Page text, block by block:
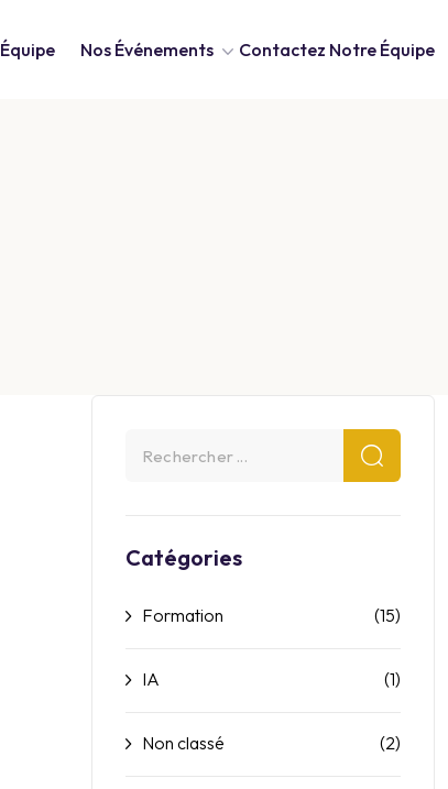
Équipe Nos Événements Contactez Notre Équipe
Catégories
Formation (15)
IA (1)
Non classé (2)